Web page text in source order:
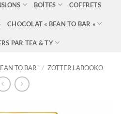
BOÎTES COFFRETS
CHOCOLAT « BEAN TO BAR »
PAR TEA & TY
TO BAR" / ZOTTER LABOOKO